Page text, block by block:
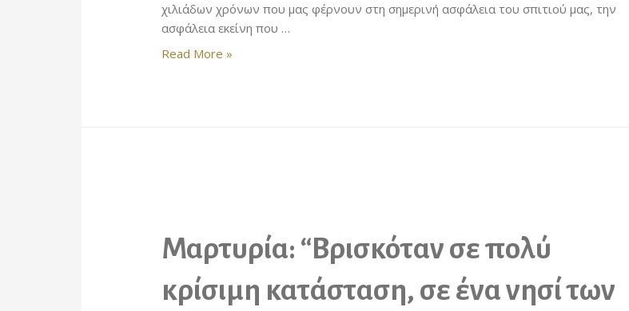
χιλιάδων χρόνων που μας φέρνουν στη σημερινή ασφάλεια του σπιτιού μας, την
ασφάλεια εκείνη που …
Και
Read More »
Μαρτυρία: “Βρισκόταν σε πολύ
κρίσιμη κατάσταση, σε ένα νησί των